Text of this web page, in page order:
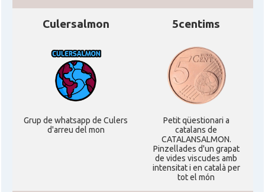
Culersalmon
Grup de whatsapp de Culers
d'arreu del mon
5centims
Petit qüestionari a
catalans de
CATALANSALMON.
Pinzellades d'un grapat
de vides viscudes amb
intensitat i en català per
tot el món